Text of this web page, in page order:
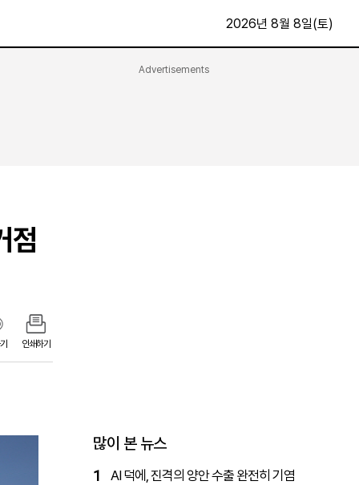
2026년 8월 8일(토)
Advertisements
점
인쇄하기
많이 본 뉴스
1 AI 덕에, 진격의 양안 수출 완전히 기염